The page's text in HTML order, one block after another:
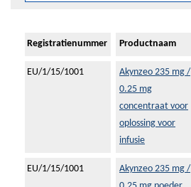
Registratienummer Productnaam
EU/1/15/1001
Akynzeo 235 mg /
0.25 mg
concentraat voor
oplossing voor
infusie
EU/1/15/1001
Akynzeo 235 mg /